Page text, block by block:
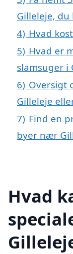
Gilleleje,
4) Hvad
5) Hvad er
slamsuger i
6) Oversigt
Gilleleje
7) Find en
byer nær
Hvad